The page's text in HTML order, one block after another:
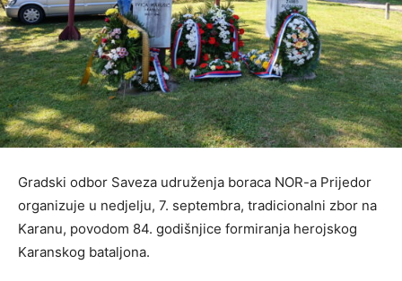
Gradski odbor Saveza udruženja boraca NOR-a Prijedor
organizuje u nedjelju, 7. septembra, tradicionalni zbor na
Karanu, povodom 84. godišnjice formiranja herojskog
Karanskog bataljona.